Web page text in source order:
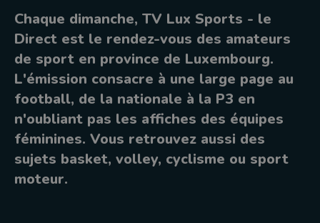
Chaque dimanche, TV Lux Sports - le
Direct est le rendez-vous des amateurs
de sport en province de Luxembourg.
L'émission consacre à une large page au
football, de la nationale à la P3 en
n'oubliant pas les affiches des équipes
féminines. Vous retrouvez aussi des
sujets basket, volley, cyclisme ou sport
moteur.